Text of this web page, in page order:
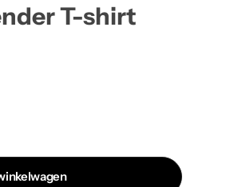
T-shirt